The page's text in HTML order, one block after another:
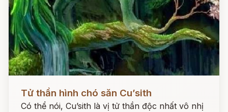
Tử thần hình chó săn Cu’sith
Có thể nói, Cu’sith là vị tử thần độc nhất vô nhị